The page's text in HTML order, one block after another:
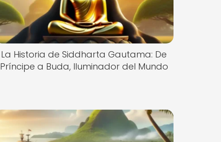
La Historia de Siddharta Gautama: De
Príncipe a Buda, Iluminador del Mundo